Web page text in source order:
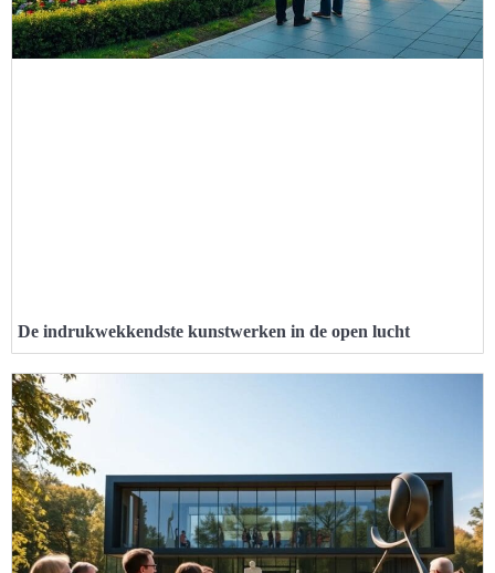
De indrukwekkendste kunstwerken in de open lucht